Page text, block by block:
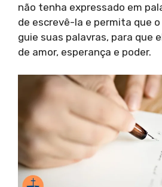
não tenha expressado em
de escrevê-la e permita que
guie suas palavras, para que
de amor, esperança e poder.